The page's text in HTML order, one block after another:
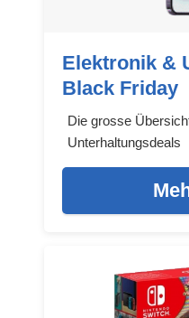
Elektronik &
Black Friday
Die grosse
Unterhaltungsdeals